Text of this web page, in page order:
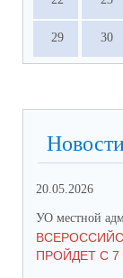
29 30
20.05.2026
УО местной
ПРОЙДЕТ С